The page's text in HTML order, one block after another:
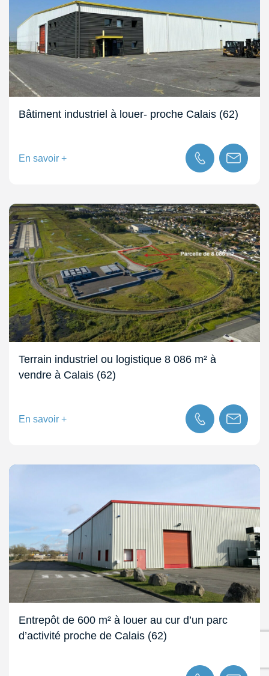
Bâtiment industriel à louer- proche Calais (62)
En savoir +
Terrain industriel ou logistique 8 086 m² à
vendre à Calais (62)
En savoir +
Entrepôt de 600 m² à louer au cur d’un parc
d’activité proche de Calais (62)